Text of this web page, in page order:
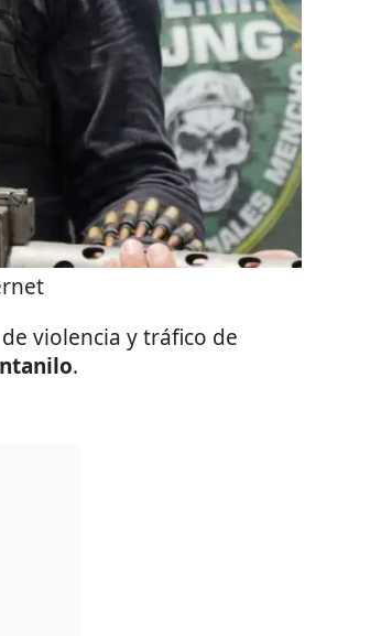
violencia y tráfico de
.